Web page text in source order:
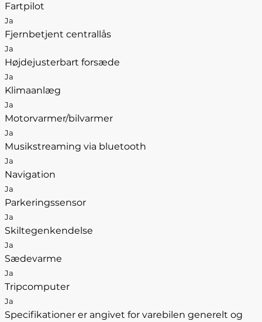
Fartpilot
Ja
Fjernbetjent centrallås
Ja
Højdejusterbart forsæde
Ja
Klimaanlæg
Ja
Motorvarmer/bilvarmer
Ja
Musikstreaming via bluetooth
Ja
Navigation
Ja
Parkeringssensor
Ja
Skiltegenkendelse
Ja
Sædevarme
Ja
Tripcomputer
Ja
Specifikationer er angivet for varebilen generelt og